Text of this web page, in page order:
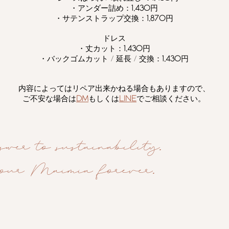
・アンダー詰め： 1,430円
・サテンストラップ交換： 1,870円
ドレス
・丈カット： 1,430円
・バックゴムカット / 延長 / 交換： 1,430円
内容によってはリペア出来かねる場合もありますので、
ご不安な場合はDMもしくはLINEでご相談ください。
to sustainability.
Maimia forever.